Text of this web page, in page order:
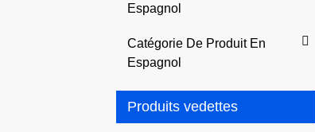
Espagnol
Catégorie De Produit En
Espagnol
Produits vedettes